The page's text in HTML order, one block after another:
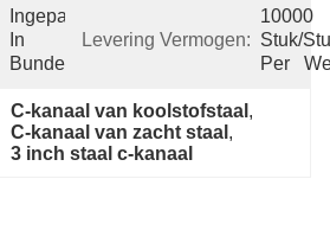
Ingepakt
In
Bundels
Levering Vermogen:
10000
Stuk/
Per
C-kanaal van koolstofstaal ,
C-kanaal van zacht staal ,
3 inch staal c-kanaal